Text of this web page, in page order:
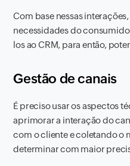
Com base nessas
necessidades do
los ao CRM, para então,
Gestão de canais
É preciso usar os aspectos
aprimorar a interação do
com o cliente e coletando o
determinar com maior